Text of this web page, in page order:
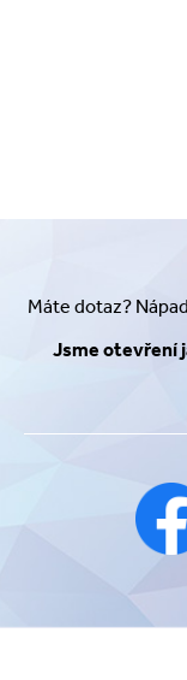
Máte dotaz?
Jsme otevření